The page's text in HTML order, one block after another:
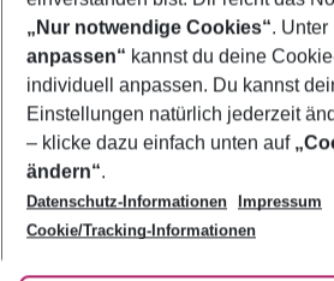
Footer
Footer navigation
Über uns
AGB
Bestpreisgarantie
Cookie-Einstellungen ändern
Cookie-Richtlinie
Agenturbetreuung
Barrierefreies Reisen
Folge uns
„Nur notwendige Cookies“. Unter
anpassen“ kannst du deine
individuell anpassen. Du kannst
Einstellungen natürlich jederzeit
– klicke dazu einfach unten auf
ändern“.
Datenschutz-Informationen
Impressum
Cookie/Tracking-Informationen